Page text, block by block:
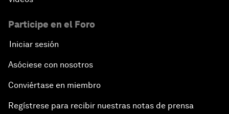
Participe en el Foro
Iniciar sesión
Asóciese con nosotros
Conviértase en miembro
Regístrese para recibir nuestras notas de prensa